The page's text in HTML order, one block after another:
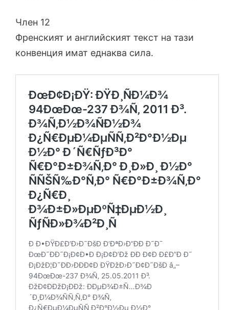
Член 12
Френският и английският текст на тази
конвенция имат еднаква сила.